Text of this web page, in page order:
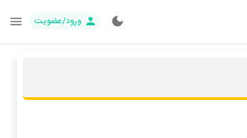
ورود/عضویت